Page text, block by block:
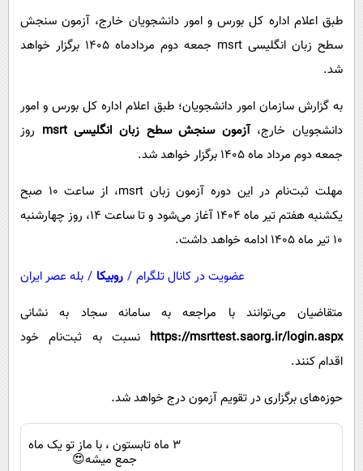
محیط زیست
سلامت
فرهنگی
بین الملل
اجتماعی
حیات وحش
سیاست خارجی
طبق اعلام اداره کل بورس و امور دانشجویان خارج، آزمون سنجش
سطح زبان انگلیسی msrt جمعه دوم مردادماه ۱۴۰۵ برگزار خواهد
شد.
به گزارش سازمان امور دانشجویان؛ طبق اعلام اداره کل بورس و امور
دانشجویان خارج،آزمون سنجش سطح زبان انگلیسی msrt
روز
جمعه دوم مرداد ماه ۱۴۰۵ برگزار خواهد شد.
مهلت ثبت‌نام در این دوره آزمون زبان msrt، از ساعت ۱۰ صبح
یکشنبه هفتم تیر ماه ۱۴۰۴ آغاز می‌شود و تا ساعت ۱۴، روز چهارشنبه
۱۰ تیر ماه ۱۴۰۵ ادامه خواهد داشت.
عضویت در کانال تلگرام / روبیکا / بله عصر ایران
متقاضیان می‌توانند با مراجعه به سامانه سجاد به نشانی
https://msrttest.saorg.ir/login.aspx نسبت به ثبت‌نام خود
اقدام کنند.
حوزه‌های برگزاری در تقویم آزمون درج خواهد شد.
3 ماه تابستون ، با ماز تو یک ماه
جمع میشه😍